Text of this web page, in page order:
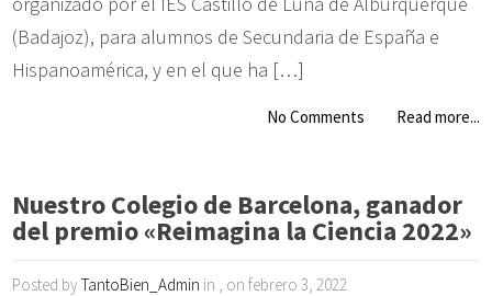
(Badajoz), para alumnos de Secundaria de España e
Hispanoamérica, y en el que ha […]
No Comments Read more...
Nuestro Colegio de Barcelona, ganador
del premio «Reimagina la Ciencia 2022»
Posted byTantoBien_Admin in , on febrero 3, 2022